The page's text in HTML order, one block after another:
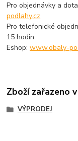
Pro objednávky a
podlahy.cz
Pro telefonické
15 hodin.
Eshop:www.obaly-
Zboží zařazeno
VÝPRODEJ